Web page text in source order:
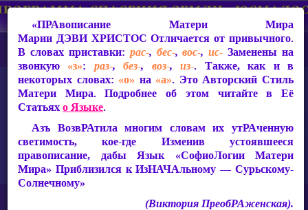
«ПРАвописание Матери Мира
Марии ДЭВИ ХРИСТОС Отличается от привычного.
В словах приставки: рас-, бес-,вос-,ис- Заменены на
звонкую «з»: раз-,без-, воз-,из-. Также, как и в
некоторых словах: «о» на «а». Это Авторский Стиль
Матери Мира. Подробнее об этом читайте в Её
Статьяхо Языке.
Азъ ВозвРАтила многим словам их утРАченную
светимость, кое-где Изменив устоявшееся
правописание, дабы Язык «СофиоЛогии Матери
Мира» Приблизился к ИзНАЧАльному — Сурьскому-
Солнечному»
(Виктория ПреобРАженская).